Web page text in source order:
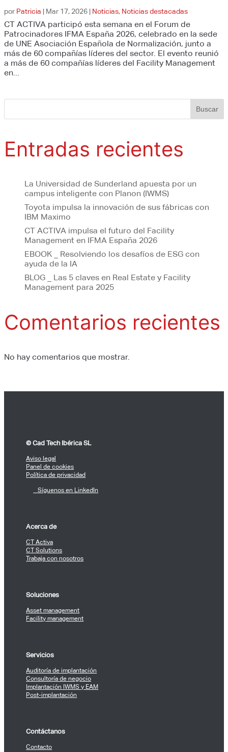
por Patricia | Mar 17, 2026 | Noticias, Noticias destacadas
CT ACTIVA participó esta semana en el Forum de
Patrocinadores IFMA España 2026, celebrado en la sede
de UNE Asociación Española de Normalización, junto a
más de 60 compañías líderes del sector. El evento reunió
a más de 60 compañías líderes del Facility Management
en...
Buscar
Entradas recientes
La Universidad de Sunderland apuesta por un
campus inteligente con Planon (IWMS)
Toyota impulsa la innovación de sus fábricas con
IBM Maximo
CT ACTIVA impulsa el futuro del Facility
Management en IFMA España 2026
EBOOK _ Resolviendo los desafíos de ESG con
ayuda de la IA
BLOG _ Las 5 claves en Real Estate y Facility
Management para 2025
Comentarios recientes
No hay comentarios que mostrar.
© Cad Tech Ibérica SL
Aviso legal
Panel de cookies
Política de privacidad
Síguenos en LinkedIn
Acerca de
CT Activa
CT Solutions
Trabaja con nosotros
Soluciones
Asset management
Facility management
Servicios
Auditoría de implantación
Consultoría de negocio
Implantación IWMS y EAM
Post-implantación
Contáctanos
Contacto